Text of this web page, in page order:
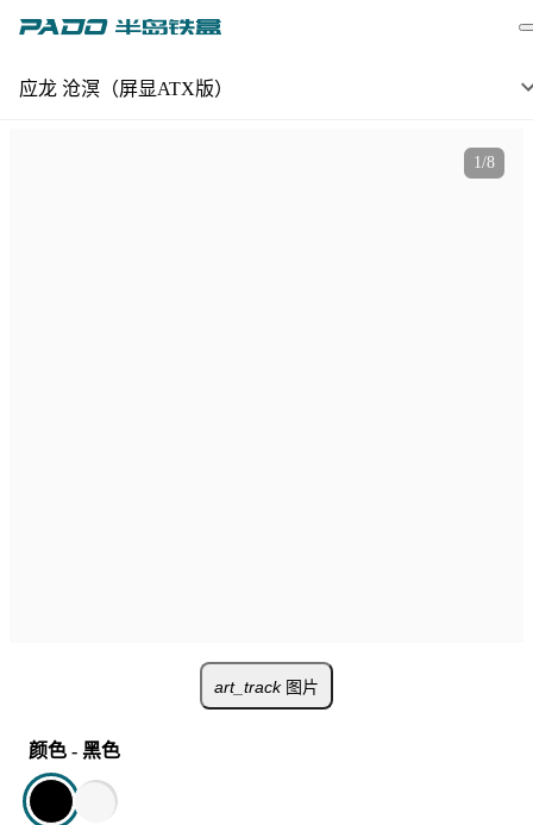
应龙 沧溟（屏显ATX版）
1/8
art_track 图片
颜色 - 黑色